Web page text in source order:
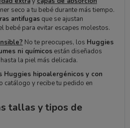
seco a tu bebé durante más tiempo.
antifugasque se ajustan
bebé para evitar escapes molestos.
No te preocupes, los Huggies
ni químicosestán diseñados
la piel más delicada.
Huggies hipoalergénicos y con
catálogo y recibe tu pedido en
tallas y tipos de